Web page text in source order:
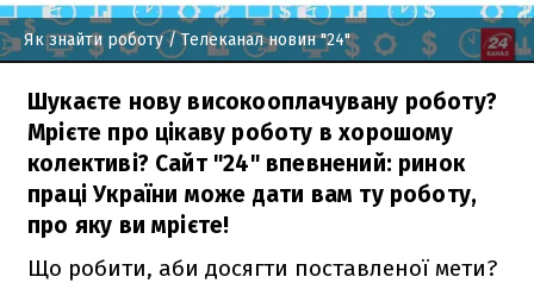
Як знайти роботу/ Телеканал новин "24"
Шукаєте нову високооплачувану роботу?
Мрієте про цікаву роботу в хорошому
колективі? Сайт "24" впевнений: ринок
праці України може дати вам ту роботу,
про яку ви мрієте!
Що робити, аби досягти поставленої мети?